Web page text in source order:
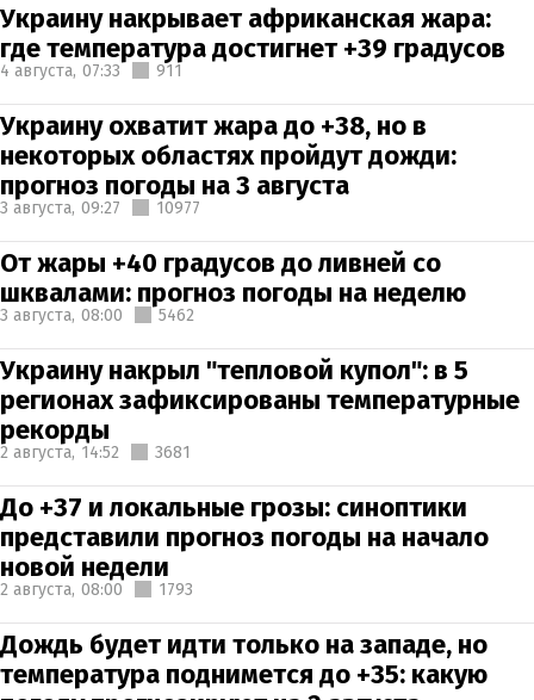
Украину накрывает африканская жара:
где температура достигнет +39 градусов
4 августа, 07:33 911
Украину охватит жара до +38, но в
некоторых областях пройдут дожди:
прогноз погоды на 3 августа
3 августа, 09:27 10977
От жары +40 градусов до ливней со
шквалами: прогноз погоды на неделю
3 августа, 08:00 5462
Украину накрыл "тепловой купол": в 5
регионах зафиксированы температурные
рекорды
2 августа, 14:52 3681
До +37 и локальные грозы: синоптики
представили прогноз погоды на начало
новой недели
2 августа, 08:00 1793
Дождь будет идти только на западе, но
температура поднимется до +35: какую